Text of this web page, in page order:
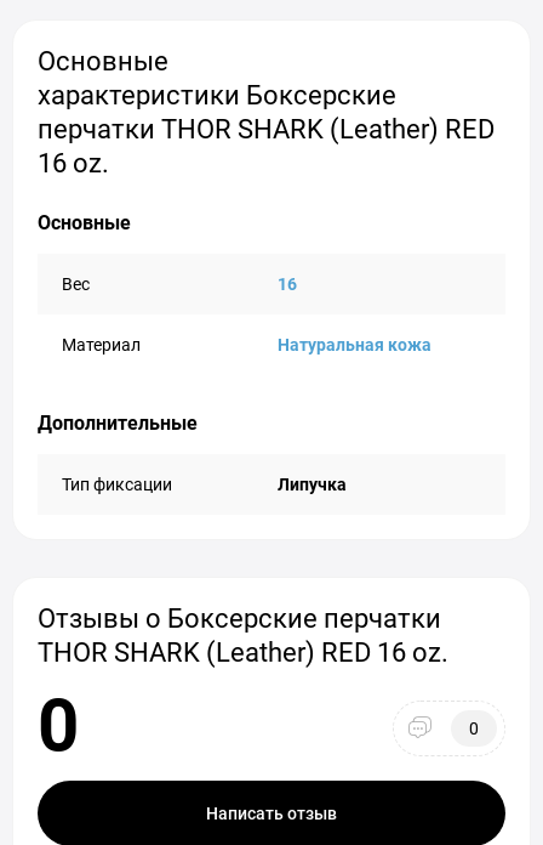
Основные
характеристики Боксерские
перчатки THOR SHARK (Leather) RED
16 oz.
Основные
Вес 16
Материал Натуральная кожа
Дополнительные
Тип фиксации Липучка
Отзывы о Боксерские перчатки
THOR SHARK (Leather) RED 16 oz.
0 0
Написать отзыв